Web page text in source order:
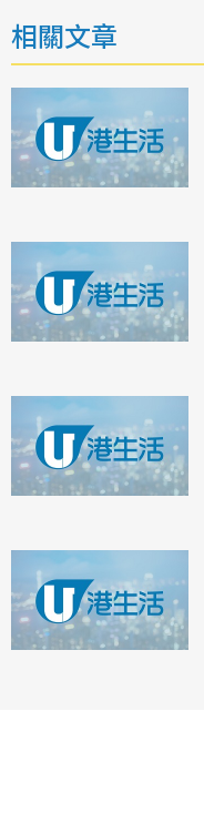
相關文章